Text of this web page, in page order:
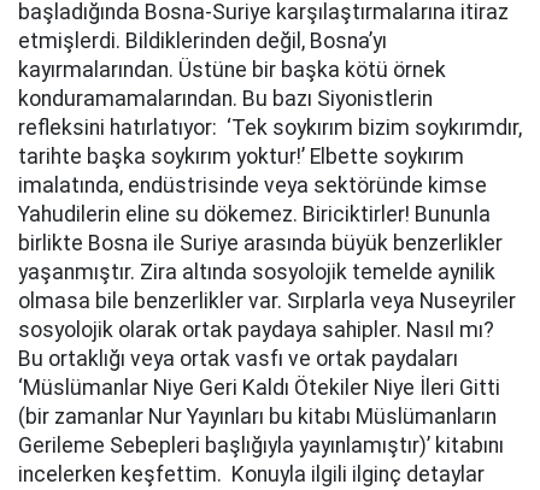
başladığında Bosna-Suriye karşılaştırmalarına itiraz
etmişlerdi. Bildiklerinden değil, Bosna’yı
kayırmalarından. Üstüne bir başka kötü örnek
konduramamalarından. Bu bazı Siyonistlerin
refleksini hatırlatıyor: ‘Tek soykırım bizim soykırımdır,
tarihte başka soykırım yoktur!’ Elbette soykırım
imalatında, endüstrisinde veya sektöründe kimse
Yahudilerin eline su dökemez. Biriciktirler! Bununla
birlikte Bosna ile Suriye arasında büyük benzerlikler
yaşanmıştır. Zira altında sosyolojik temelde aynilik
olmasa bile benzerlikler var. Sırplarla veya Nuseyriler
sosyolojik olarak ortak paydaya sahipler. Nasıl mı?
Bu ortaklığı veya ortak vasfı ve ortak paydaları
‘Müslümanlar Niye Geri Kaldı Ötekiler Niye İleri Gitti
(bir zamanlar Nur Yayınları bu kitabı Müslümanların
Gerileme Sebepleri başlığıyla yayınlamıştır)’ kitabını
incelerken keşfettim. Konuyla ilgili ilginç detaylar